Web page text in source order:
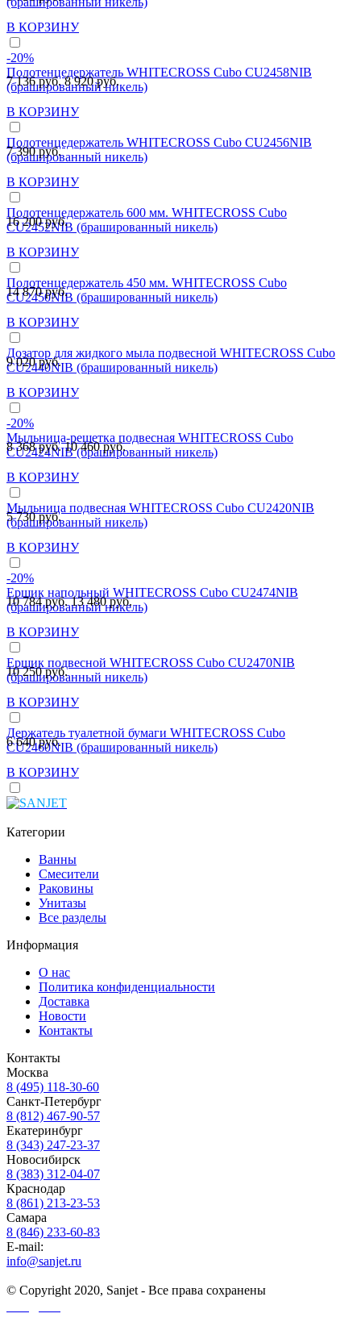
В КОРЗИНУ
-20%
Полотенцедержатель WHITECROSS Cubo CU2458NIB
(брашированный никель)
7 136 руб.8 920 руб.
В КОРЗИНУ
Полотенцедержатель WHITECROSS Cubo CU2456NIB
(брашированный никель)
7 390 руб.
В КОРЗИНУ
Полотенцедержатель 600 мм. WHITECROSS Cubo
CU2452NIB (брашированный никель)
16 200 руб.
В КОРЗИНУ
Полотенцедержатель 450 мм. WHITECROSS Cubo
CU2450NIB (брашированный никель)
14 870 руб.
В КОРЗИНУ
Дозатор для жидкого мыла подвесной WHITECROSS Cubo
CU2440NIB (брашированный никель)
9 020 руб.
В КОРЗИНУ
-20%
Мыльница-решетка подвесная WHITECROSS Cubo
CU2424NIB (брашированный никель)
8 368 руб.10 460 руб.
В КОРЗИНУ
Мыльница подвесная WHITECROSS Cubo CU2420NIB
(брашированный никель)
5 730 руб.
В КОРЗИНУ
-20%
Ершик напольный WHITECROSS Cubo CU2474NIB
(брашированный никель)
10 784 руб.13 480 руб.
В КОРЗИНУ
Ершик подвесной WHITECROSS Cubo CU2470NIB
(брашированный никель)
10 250 руб.
В КОРЗИНУ
Держатель туалетной бумаги WHITECROSS Cubo
CU2460NIB (брашированный никель)
6 640 руб.
В КОРЗИНУ
Категории
Ванны
Смесители
Раковины
Унитазы
Все разделы
Информация
О нас
Политика конфиденциальности
Доставка
Новости
Контакты
Контакты
Москва
8 (495) 118-30-60
Санкт-Петербург
8 (812) 467-90-57
Екатеринбург
8 (343) 247-23-37
Новосибирск
8 (383) 312-04-07
Краснодар
8 (861) 213-23-53
Самара
8 (846) 233-60-83
E-mail:
info@sanjet.ru
© Copyright 2020, Sanjet - Все права сохранены